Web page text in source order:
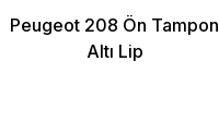
Peugeot 208 Ön Tampon
Altı Lip